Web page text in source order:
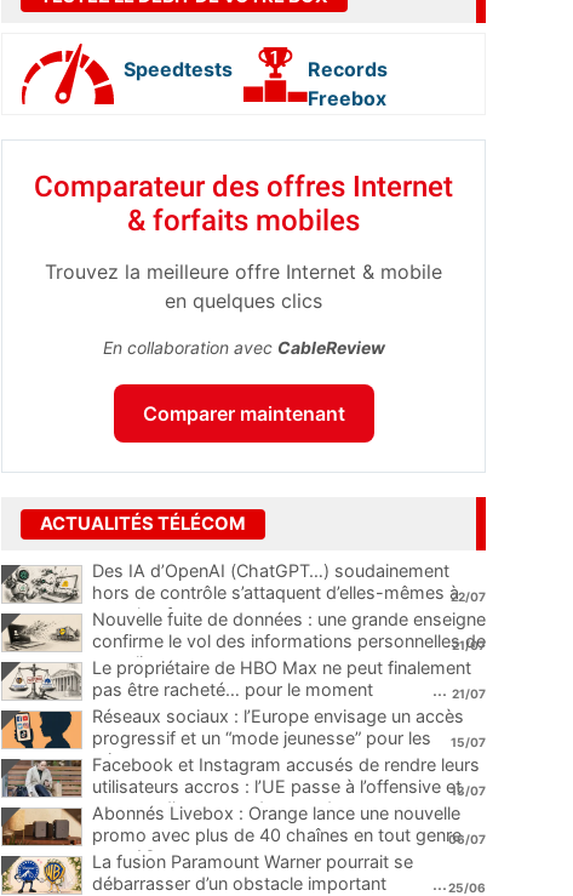
Speedtests
Records
Freebox
Comparateur des offres Internet
& forfaits mobiles
Trouvez la meilleure offre Internet & mobile
en quelques clics
En collaboration avec CableReview
Comparer maintenant
ACTUALITÉS TÉLÉCOM
Des IA d’OpenAI (ChatGPT…) soudainement
hors de contrôle s’attaquent d’elles-mêmes à
une plateforme
...
22/07
Nouvelle fuite de données : une grande enseigne
confirme le vol des informations personnelles de
ses clients
...
21/07
Le propriétaire de HBO Max ne peut finalement
pas être racheté… pour le moment
... 21/07
Réseaux sociaux : l’Europe envisage un accès
progressif et un “mode jeunesse” pour les
mineurs
...
15/07
Facebook et Instagram accusés de rendre leurs
utilisateurs accros : l’UE passe à l’offensive et
menace d’une amende record
...
13/07
Abonnés Livebox : Orange lance une nouvelle
promo avec plus de 40 chaînes en tout genre
pour 1€
06/07
La fusion Paramount Warner pourrait se
débarrasser d’un obstacle important
...25/06